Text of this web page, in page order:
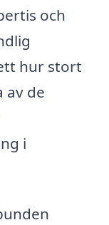
och
hur stort
av de
i